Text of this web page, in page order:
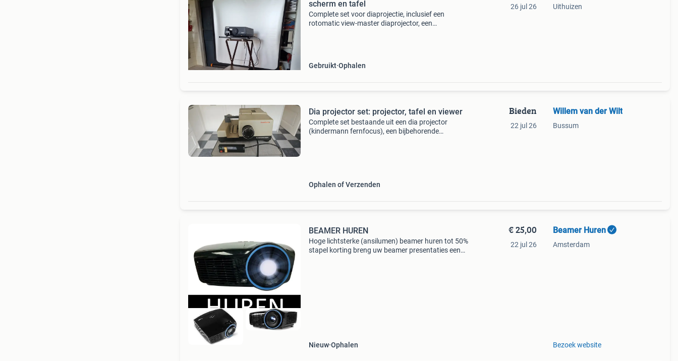
scherm en tafel
Complete set voor diaprojectie, inclusief een
rotomatic view-master diaprojector, een
Gebruikt Ophalen
26 jul 26 Uithuizen
Dia projector set: projector, tafel en viewer
Complete set bestaande uit een dia projector
(kindermann fernfocus), een bijbehorende
Ophalen of Verzenden
Bieden
22 jul 26
Willem van der Wilt
Bussum
BEAMER HUREN
Hoge lichtsterke (ansilumen) beamer huren tot 50%
stapel korting breng uw beamer presentaties een
Nieuw Ophalen
€ 25,00
22 jul 26
Beamer Huren
Amsterdam
Bezoek website